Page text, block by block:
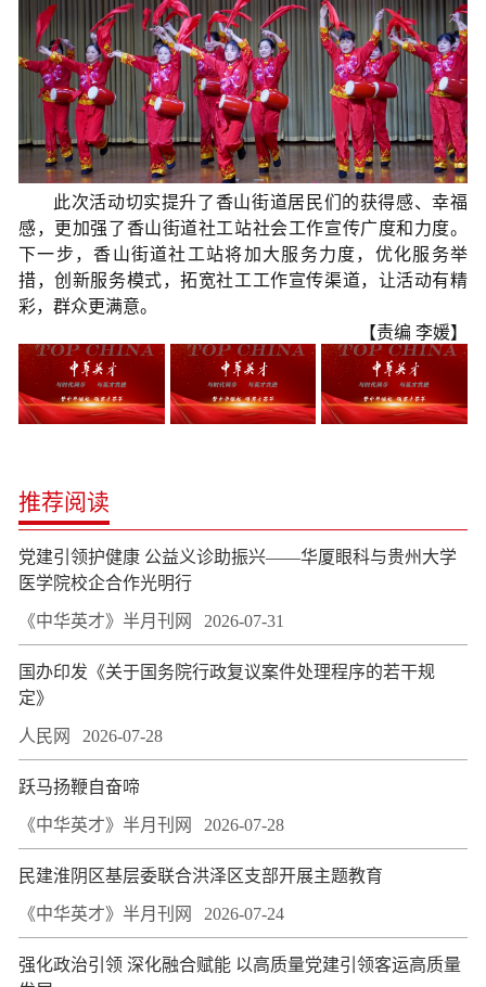
此次活动切实提升了 香山街道居民们 的获得感、幸福
感，更加强了香山街道社工站社会工作宣传广度和力度。
下一步，香山街道社工站将加大服务力度，优化服务举
措，创新服务模式，拓宽社工工作宣传渠道，让活动有精
彩，群众更满意。
【责编 李媛】
推荐阅读
党建引领护健康 公益义诊助振兴——华厦眼科与贵州大学
医学院校企合作光明行
《中华英才》半月刊网 2026-07-31
国办印发《关于国务院行政复议案件处理程序的若干规
定》
人民网 2026-07-28
跃马扬鞭自奋啼
《中华英才》半月刊网 2026-07-28
民建淮阴区基层委联合洪泽区支部开展主题教育
《中华英才》半月刊网 2026-07-24
强化政治引领 深化融合赋能 以高质量党建引领客运高质量